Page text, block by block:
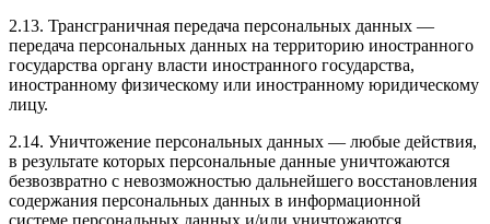
2.13. Трансграничная передача персональных данных —
передача персональных данных на территорию иностранного
государства органу власти иностранного государства,
иностранному физическому или иностранному юридическому
лицу.
2.14. Уничтожение персональных данных — любые действия,
в результате которых персональные данные уничтожаются
безвозвратно с невозможностью дальнейшего восстановления
содержания персональных данных в информационной